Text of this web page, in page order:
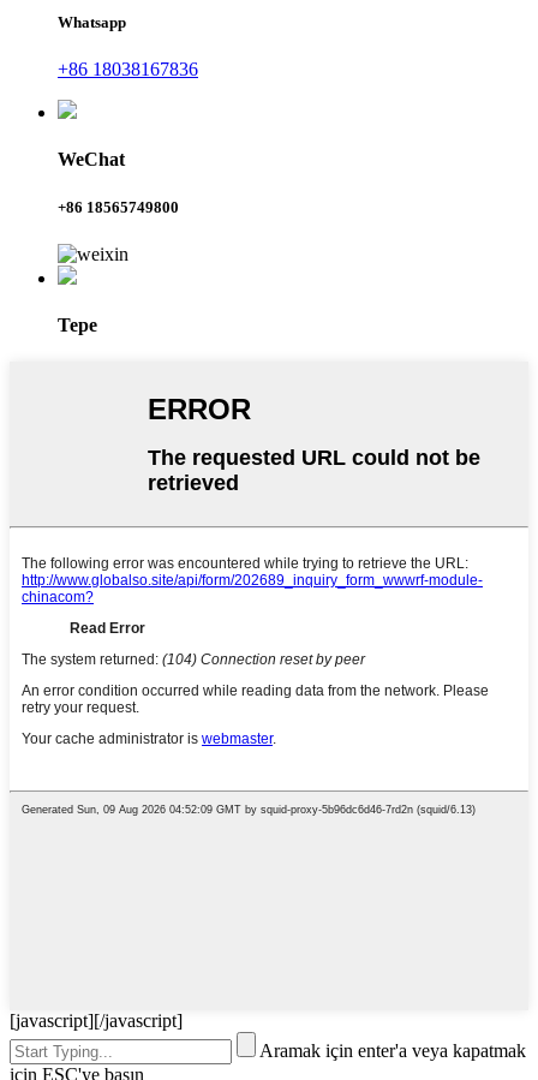
Whatsapp
+86 18038167836
WeChat
+86 18565749800
Tepe
[javascript][/javascript]
Aramak için enter'a veya kapatmak
için ESC'ye basın